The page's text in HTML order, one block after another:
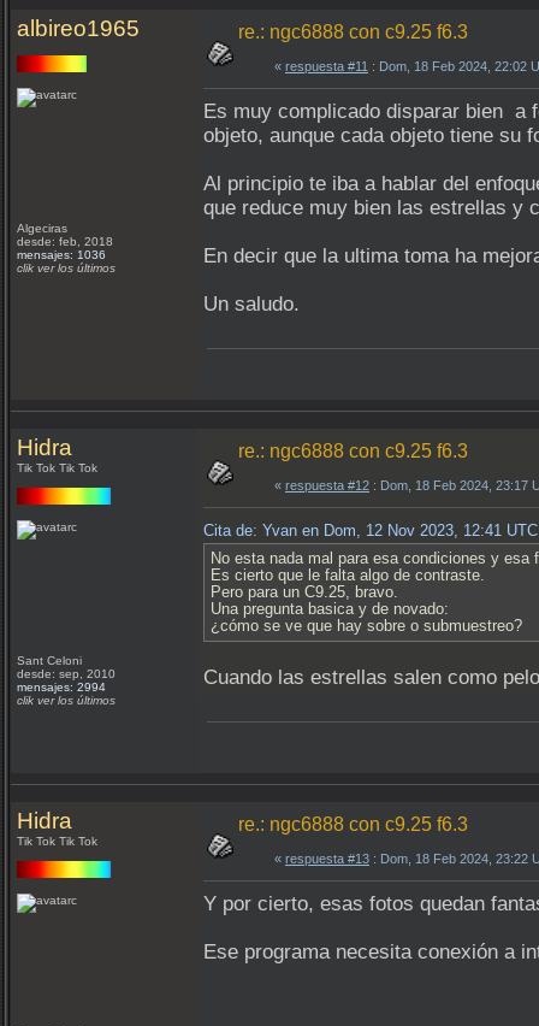
albireo1965
Algeciras
desde: feb, 2018
mensajes: 1036
clik ver los últimos
re.: ngc6888 con c9.25 f6.3
« respuesta #11 : Dom, 18 Feb 2024, 22:02
Es muy complicado disparar bien a
objeto, aunque cada objeto tiene su
Al principio te iba a hablar del
que reduce muy bien las estrellas y
En decir que la ultima toma ha
Un saludo.
Hidra
Tik Tok Tik Tok
Sant Celoni
desde: sep, 2010
mensajes: 2994
clik ver los últimos
re.: ngc6888 con c9.25 f6.3
« respuesta #12 : Dom, 18 Feb 2024, 23:17
Cita de: Yvan en Dom, 12 Nov 2023, 12:41 UTC
No esta nada mal para esa condiciones y esa
Es cierto que le falta algo de contraste.
Pero para un C9.25, bravo.
Una pregunta basica y de novado:
¿cómo se ve que hay sobre o submuestreo?
Cuando las estrellas salen como
Hidra
Tik Tok Tik Tok
re.: ngc6888 con c9.25 f6.3
« respuesta #13 : Dom, 18 Feb 2024, 23:22
Y por cierto, esas fotos quedan
Ese programa necesita conexión a